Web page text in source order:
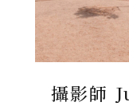
攝影師